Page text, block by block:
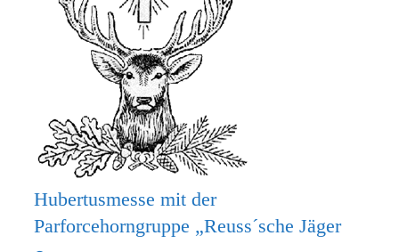
Hubertusmesse mit der
Parforcehorngruppe „Reuss´sche Jäger